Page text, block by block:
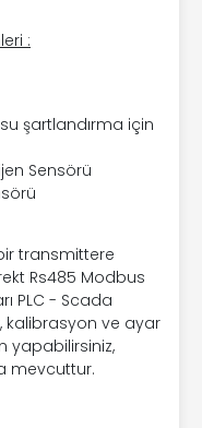
:
şartlandırma için
Sensörü
transmittere
Rs485 Modbus
PLC - Scada
kalibrasyon ve ayar
yapabilirsiniz,
mevcuttur.